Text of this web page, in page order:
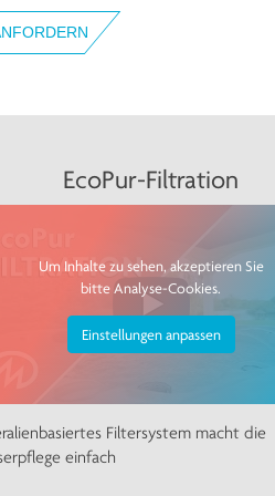
EcoPur-Filtration
Um Inhalte zu sehen, akzeptieren Sie
bitte Analyse-Cookies.
Einstellungen anpassen
Filtersystem macht die
einfach